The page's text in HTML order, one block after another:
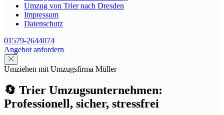
Umzug von Trier nach Dresden
Impressum
Datenschutz
01579-2644074
Angebot anfordern
Umziehen mit Umzugsfirma Müller
🔄 Trier Umzugsunternehmen:
Professionell, sicher, stressfrei